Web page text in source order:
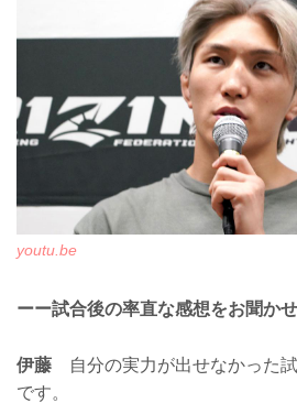
youtu.be
ーー試合後の率直な感想をお聞か
伊藤 自分の実力が出せなかった
です。